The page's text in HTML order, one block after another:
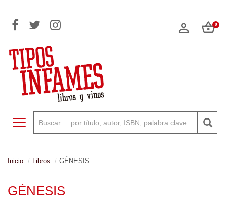
0
Toggle navigation
Inicio Libros GÉNESIS
GÉNESIS